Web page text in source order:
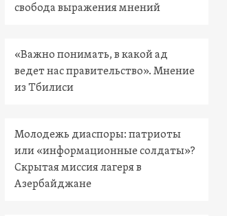
свобода выражения мнений
«Важно понимать, в какой ад
ведет нас правительство». Мнение
из Тбилиси
Молодежь диаспоры: патриоты
или «информационные солдаты»?
Скрытая миссия лагеря в
Азербайджане